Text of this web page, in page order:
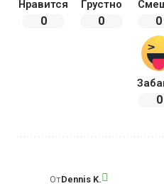
Нравится
0
Грустно
0 0
0
ОтDennis K.